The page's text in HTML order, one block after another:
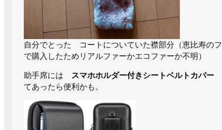
自分でとった コートについていた襟部分（恵比寿の
で購入したためリアルファーかエコファーか不明）
助手席には スマホホルダー付きシートベルトカバー
てあったら便利かも。